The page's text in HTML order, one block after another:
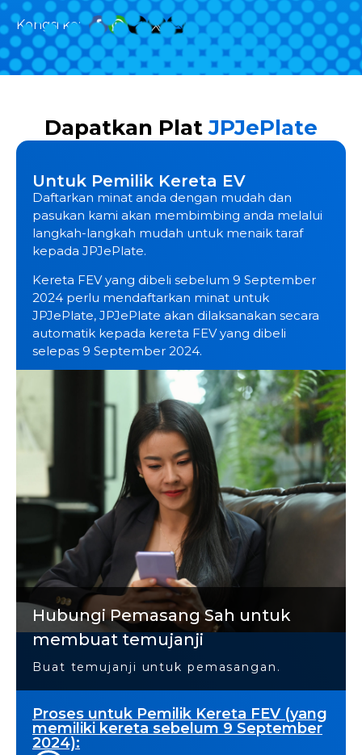
Kongsi ke:
Dapatkan PlatJPJePlate
Untuk Pemilik Kereta EV
Daftarkan minat anda dengan mudah dan
pasukan kami akan membimbing anda melalui
langkah-langkah mudah untuk menaik taraf
kepada JPJePlate.
Kereta FEV yang dibeli sebelum 9 September
2024 perlu mendaftarkan minat untuk
JPJePlate, JPJePlate akan dilaksanakan secara
automatik kepada kereta FEV yang dibeli
selepas 9 September 2024.
Hubungi Pemasang Sah untuk
membuat temujanji
Buat temujanji untuk pemasangan.
Proses untuk Pemilik Kereta FEV (yang
memiliki kereta sebelum 9 September
2024):